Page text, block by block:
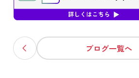
ブログ一覧へ